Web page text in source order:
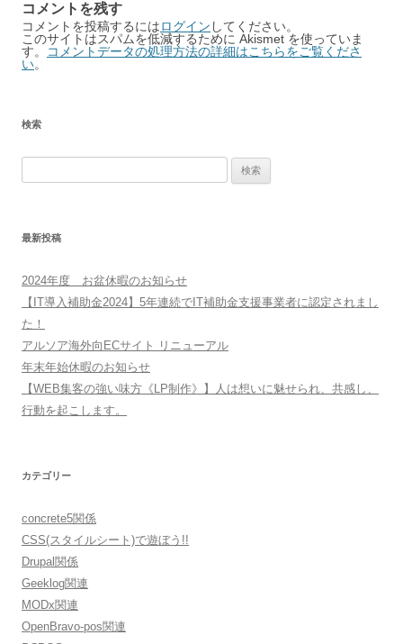
コメントを残す
コメントを投稿するにはログイン してください。
このサイトはスパムを低減するために Akismet を使っていま
す。
コメントデータの処理方法の詳細はこちらをご覧くださ
い。
検索
最新投稿
2024年度 お盆休暇のお知らせ
【IT導入補助金2024】5年連続でIT補助金支援事業者に認定されまし
た！
アルソア海外向ECサイト リニューアル
年末年始休暇のお知らせ
【WEB集客の強い味方《LP制作》】人は想いに魅せられ、共感し、
行動を起こします。
カテゴリー
concrete5関係
CSS(スタイルシート)で遊ぼう!!
Drupal関係
Geeklog関連
MODx関連
OpenBravo-pos関連